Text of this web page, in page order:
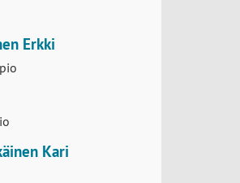
Erkki